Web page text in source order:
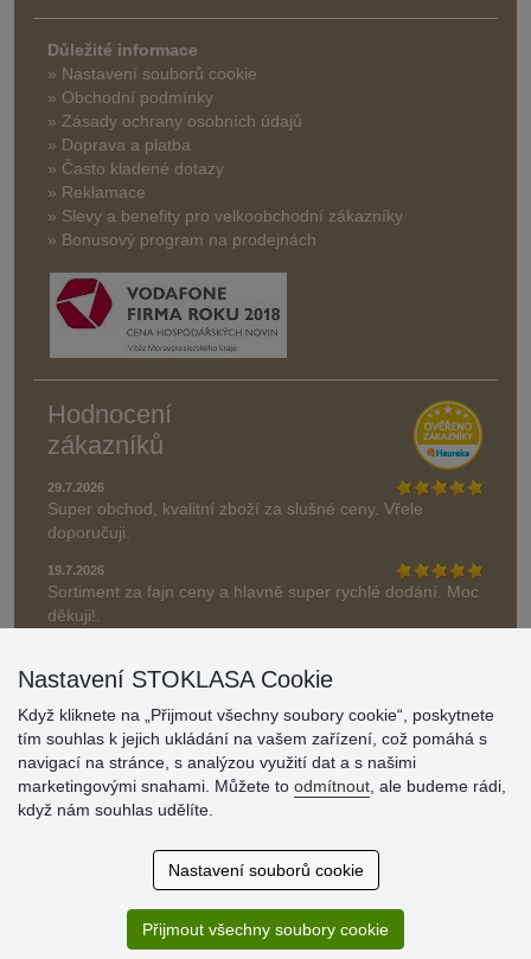
Důležité informace
» Nastavení souborů cookie
» Obchodní podmínky
» Zásady ochrany osobních údajů
» Doprava a platba
» Často kladené dotazy
» Reklamace
» Slevy a benefity pro velkoobchodní zákazníky
» Bonusový program na prodejnách
Hodnocení
zákazníků
29.7.2026
Super obchod, kvalitní zboží za slušné ceny. Vřele
doporučuji.
19.7.2026
Sortiment za fajn ceny a hlavně super rychlé dodání. Moc
děkuji!.
» Aktuálně 19084 recenzí
Nastavení STOKLASA Cookie
Když kliknete na „Přijmout všechny soubory cookie“, poskytnete
tím souhlas k jejich ukládání na vašem zařízení, což pomáhá s
navigací na stránce, s analýzou využití dat a s našimi
marketingovými snahami. Můžete to odmítnout , ale budeme rádi,
když nám souhlas udělíte.
Nastavení souborů cookie
Přijmout všechny soubory cookie